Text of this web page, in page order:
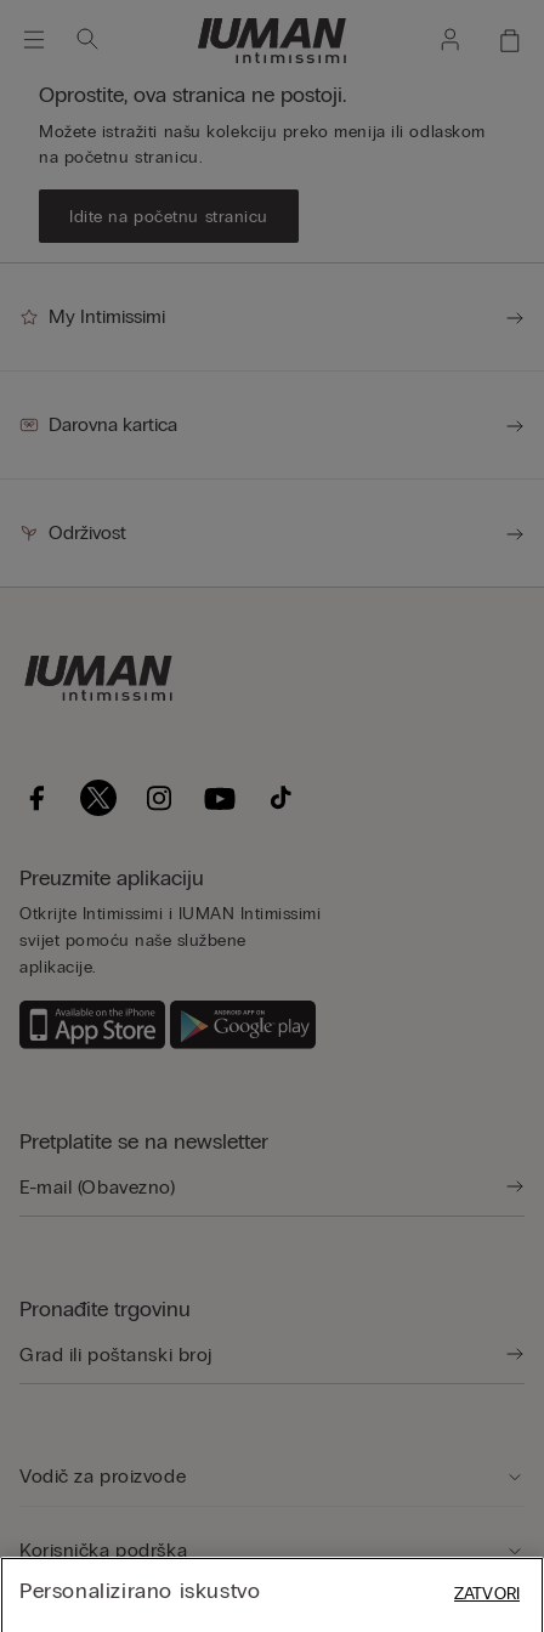
Oprostite, ova stranica ne postoji.
Možete istražiti našu kolekciju preko menija ili odlaskom
na početnu stranicu.
Idite na početnu stranicu
My Intimissimi
Darovna kartica
Održivost
Preuzmite aplikaciju
Otkrijte Intimissimi i IUMAN Intimissimi
svijet pomoću naše službene
aplikacije.
Pretplatite se na newsletter
Pronađite trgovinu
Vodič za proizvode
Korisnička podrška
Personalizirano iskustvo ZATVORI